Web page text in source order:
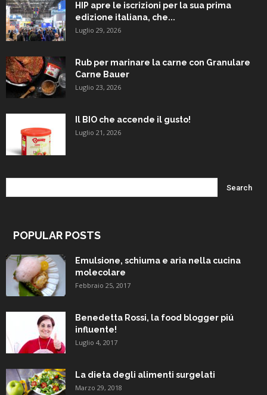
HIP apre le iscrizioni per la sua prima
edizione italiana, che...
Luglio 29, 2026
Rub per marinare la carne con Granulare
Carne Bauer
Luglio 23, 2026
Il BIO che accende il gusto!
Luglio 21, 2026
POPULAR POSTS
Emulsione, schiuma e aria nella cucina
molecolare
Febbraio 25, 2017
Benedetta Rossi, la food blogger piú
influente!
Luglio 4, 2017
La dieta degli alimenti surgelati
Marzo 29, 2018